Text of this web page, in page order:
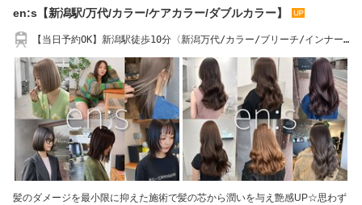
en:s【新潟駅/万代/カラー/ケアカラー/ダブルカラー】
【当日予約OK】新潟駅徒歩10分〈新潟万代/カラー/ブリーチ/インナー
髪のダメージを最小限に抑えた施術で髪の芯から潤いを与え艶感UP☆思わず